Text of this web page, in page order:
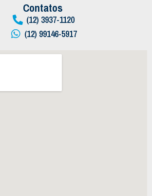
Contatos
(12) 3937-1120
(12) 99146-5917